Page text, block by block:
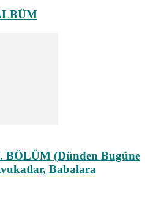
BÖLÜM (Dünden Bugüne
Babalara